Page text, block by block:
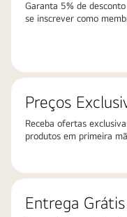
Garanta 5% de
se inscrever como
Preços
Receba ofertas
produtos em primeira
Entrega Grátis